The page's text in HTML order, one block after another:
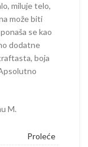
miluje telo,
može biti
se kao
dodatne
boja
M.
Proleće